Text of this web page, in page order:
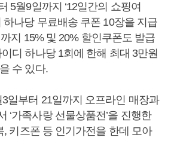
5월9일까지 ‘12일간의 쇼핑여
하나당 무료배송 쿠폰 10장을 지급
지 15% 및 20% 할인쿠폰도 발급
디 하나당 1회에 한해 최대 3만원
수 있다.
일부터 21일까지 오프라인 매장과
‘가족사랑 선물상품전’을 진행한
, 키즈폰 등 인기가전을 한데 모아